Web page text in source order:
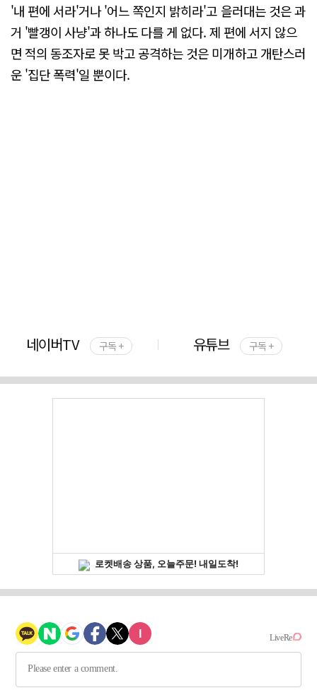
'내 편에 서라'거나 '어느 쪽인지 밝히라'고 을러대는 것은 과
거 '빨갱이 사냥'과 하나도 다를 게 없다. 제 편에 서지 않으
면 적의 동조자로 못 박고 공격하는 것은 미개하고 개탄스러
운 '집단 폭력'일 뿐이다.
네이버TV 구독 + 유튜브 구독 +